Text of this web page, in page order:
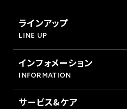
ラインアップ
LINE UP
インフォメーション
INFORMATION
サービス&ケア